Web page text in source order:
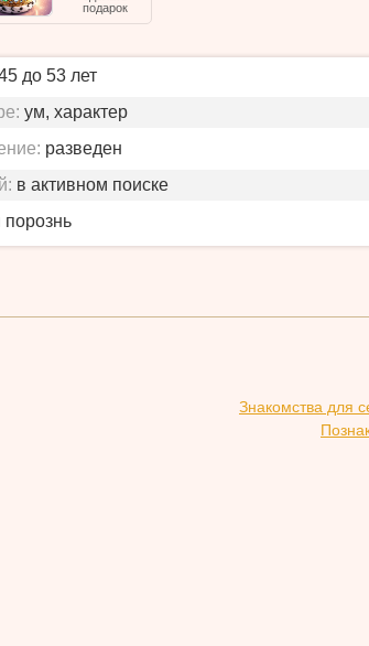
подарок
до 53 лет
ум, характер
разведен
в активном поиске
Знакомства для